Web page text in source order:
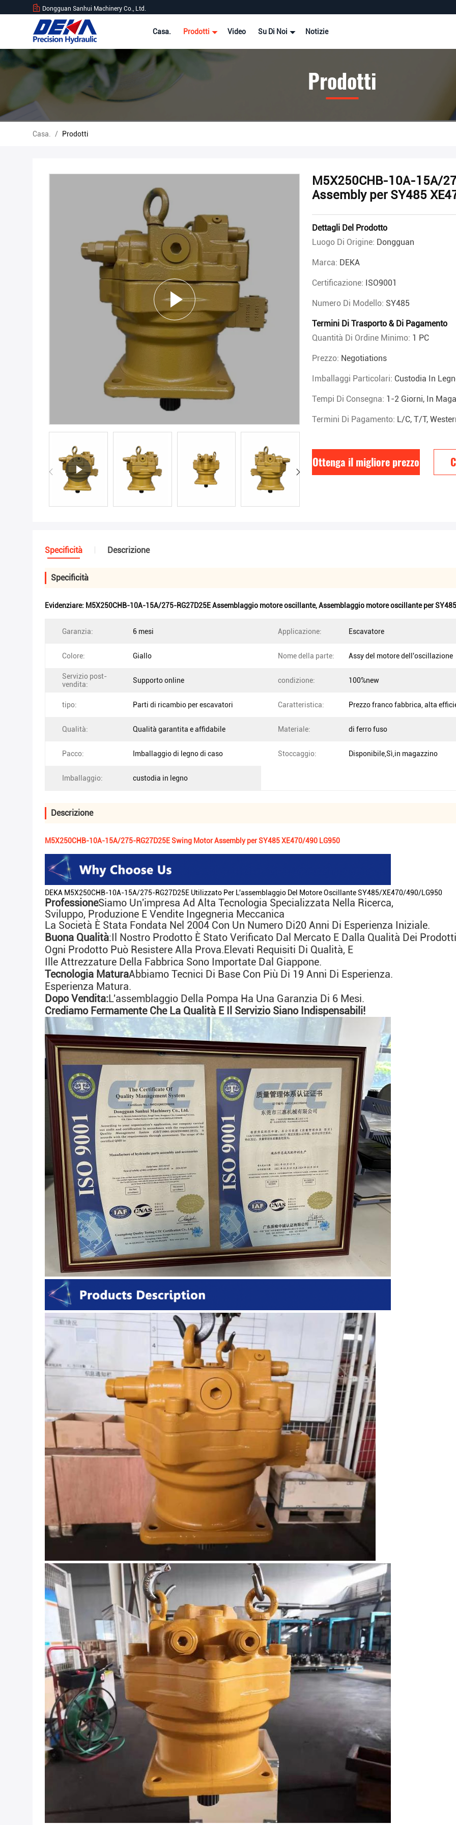
Dongguan Sanhui Machinery Co., Ltd.
Casa. Prodotti Video Su Di Noi Notizie
Prodotti
Casa. / Prodotti
M5X250CHB-10A-15A/
Assembly per SY485
Dettagli Del Prodotto
Luogo Di Origine: Dongguan
Marca: DEKA
Certificazione: ISO9001
Numero Di Modello: SY485
Termini Di Trasporto & Di Pagamento
Quantità Di Ordine Minimo: 1 PC
Prezzo: Negotiations
Imballaggi Particolari: Custodia In
Tempi Di Consegna: 1-2 Giorni, In
Termini Di Pagamento: L/C, T/T,
Ottenga il migliore prezzo
Specificità Descrizione
Specificità
Evidenziare: M5X250CHB-10A-15A/275-RG27D25E Assemblaggio motore oscillante,Assemblaggio motore oscillante per SY485
Garanzia: 6 mesi Applicazione: Escavatore
Colore: Giallo Nome della parte: Assy del motore dell'oscillazione
Servizio post-
vendita:
Supporto online condizione: 100%new
tipo: Parti di ricambio per escavatori Caratteristica: Prezzo franco fabbrica, alta
Qualità: Qualità garantita e affidabile Materiale: di ferro fuso
Pacco: Imballaggio di legno di caso Stoccaggio: Disponibile,Sì,in magazzino
Imballaggio: custodia in legno
Descrizione
M5X250CHB-10A-15A/275-RG27D25E Swing Motor Assembly per SY485 XE470/490 LG950
DEKA M5X250CHB-10A-15A/275-RG27D25E Utilizzato Per L'assemblaggio Del Motore Oscillante SY485/XE470/490/LG950
ProfessioneSiamo Un'impresa Ad Alta Tecnologia Specializzata Nella Ricerca,
Sviluppo, Produzione E Vendite Ingegneria Meccanica
La Società È Stata Fondata Nel 2004 Con Un Numero Di20 Anni Di Esperienza Iniziale.
Buona Qualità:Il Nostro Prodotto È Stato Verificato Dal Mercato E Dalla Qualità Dei
Ogni Prodotto Può Resistere Alla Prova.Elevati Requisiti Di Qualità, E
Il Le Attrezzature Della Fabbrica Sono Importate Dal Giappone.
Tecnologia MaturaAbbiamo Tecnici Di Base Con Più Di 19 Anni Di Esperienza.
Esperienza Matura.
Dopo Vendita:L'assemblaggio Della Pompa Ha Una Garanzia Di 6 Mesi.
Crediamo Fermamente Che La Qualità E Il Servizio Siano Indispensabili!